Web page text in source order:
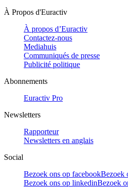
À Propos d'Euractiv
À propos d’Euractiv
Contactez-nous
Mediahuis
Communiqués de presse
Publicité politique
Abonnements
Euractiv Pro
Newsletters
Rapporteur
Newsletters en anglais
Social
Bezoek ons op facebookBezoek
Bezoek ons op linkedinBezoek